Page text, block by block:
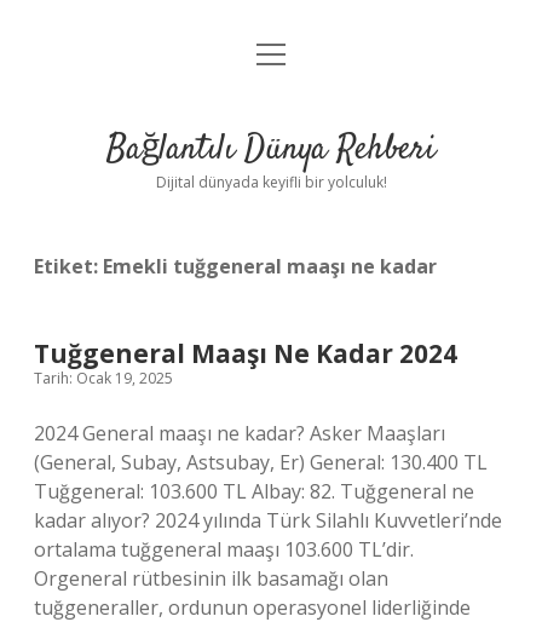
Anasayfa
Yasal Uyarı
menüyü
Bağlantılı Dünya Rehberi
Dijital dünyada keyifli bir yolculuk!
Etiket: Emekli tuğgeneral maaşı ne kadar
Tuğgeneral Maaşı Ne Kadar 2024
Tarih: Ocak 19, 2025
2024 General maaşı ne kadar? Asker Maaşları
(General, Subay, Astsubay, Er) General: 130.400 TL
Tuğgeneral: 103.600 TL Albay: 82. Tuğgeneral ne
kadar alıyor? 2024 yılında Türk Silahlı Kuvvetleri’nde
ortalama tuğgeneral maaşı 103.600 TL’dir.
Orgeneral rütbesinin ilk basamağı olan
tuğgeneraller, ordunun operasyonel liderliğinde